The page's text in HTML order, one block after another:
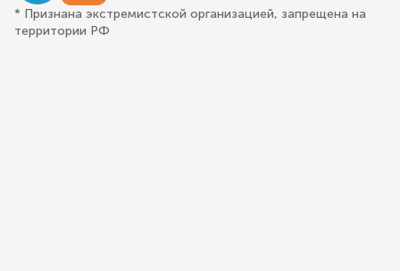
* Признана экстремистской организацией, запрещена на
территории РФ